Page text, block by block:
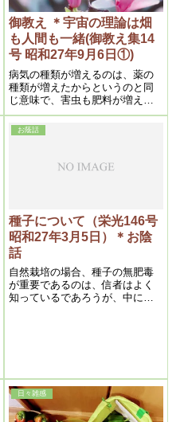
御教え ＊宇宙の理論は畑
も人間も一緒(御教え集14
号 昭和27年9月6日①)
病気の種類が増えるのは、薬の
種類が増えたからというのと同
じ意味で、害虫も肥料が増えた
為に増えたという事になるので
す。では火素が増えると何故害
虫が増えるかというのは、あえ
す。他に立派な理由があるので
す
お蔭話
種子について（栄光146号
昭和27年3月5日）＊お陰
話
自然栽培の場合、種子の無肥毒
が重要であるのは、信者はよく
知っているであろうが、中には
日々雑感